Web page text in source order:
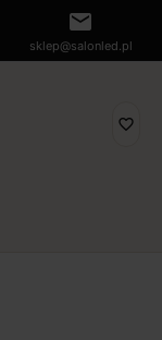
mail
sklep@salonled.pl
favorite_border